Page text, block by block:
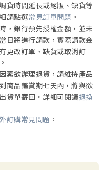
貨時間延長或絕版、缺貨等
請點選常見訂單問題 。
，銀行預先授權金額，並未
日將進行請款，實際請款金
更改訂單、缺貨或取消訂
素欲辦理退貨，請維持產品
商品鑑賞期七天內，將與欲
貨單寄回。詳細可閱讀退換
訂購常見問題 。